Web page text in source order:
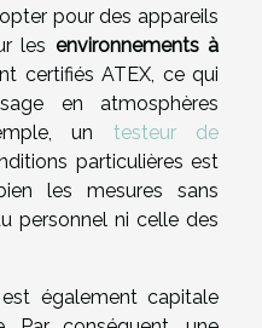
pour des appareils
les environnements à
certifiés ATEX, ce qui
en atmosphères
un testeur de
particulières est
les mesures sans
personnel ni celle des
également capitale